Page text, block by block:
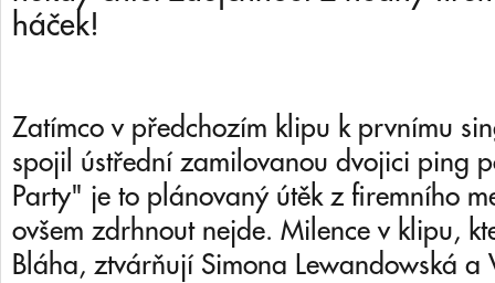
háček!
Zatímco v předchozím klipu k prvnímu
spojil ústřední zamilovanou dvojici ping
Party" je to plánovaný útěk z firemního
ovšem zdrhnout nejde. Milence v klipu,
Bláha, ztvárňují Simona Lewandowská a